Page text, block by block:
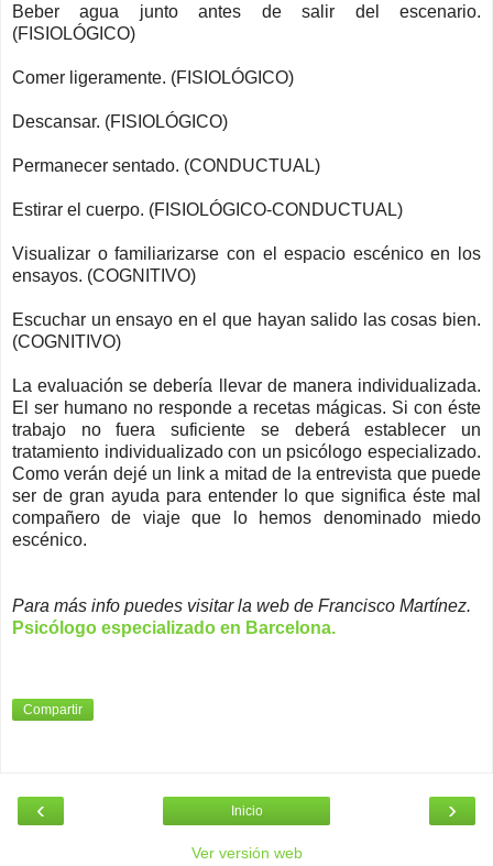
Beber agua junto antes de salir del escenario.
(FISIOLÓGICO)
Comer ligeramente. (FISIOLÓGICO)
Descansar. (FISIOLÓGICO)
Permanecer sentado. (CONDUCTUAL)
Estirar el cuerpo. (FISIOLÓGICO-CONDUCTUAL)
Visualizar o familiarizarse con el espacio escénico en los
ensayos. (COGNITIVO)
Escuchar un ensayo en el que hayan salido las cosas bien.
(COGNITIVO)
La evaluación se debería llevar de manera individualizada.
El ser humano no responde a recetas mágicas. Si con éste
trabajo no fuera suficiente se deberá establecer un
tratamiento individualizado con un psicólogo especializado.
Como verán dejé un link a mitad de la entrevista que puede
ser de gran ayuda para entender lo que significa éste mal
compañero de viaje que lo hemos denominado miedo
escénico.
Para más info puedes visitar la web de Francisco Martínez.
Psicólogo especializado en Barcelona.
Compartir
‹ ›
Inicio
Ver versión web